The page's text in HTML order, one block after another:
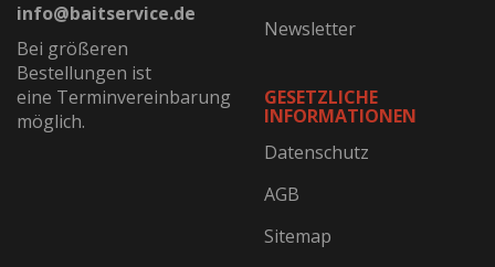
info@baitservice.de
Bei größeren
Bestellungen ist
eine Terminvereinbarung
möglich.
Newsletter
GESETZLICHE
INFORMATIONEN
Datenschutz
AGB
Sitemap